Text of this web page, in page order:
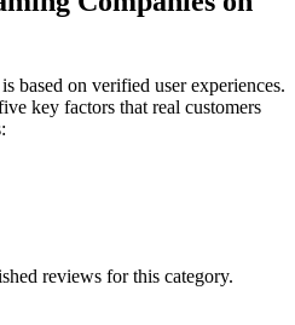
based on verified user experiences.
key factors that real customers
reviews for this category.